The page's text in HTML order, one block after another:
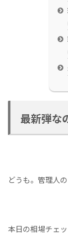
最新弾な
どうも。管理人の
本日の相場チェ